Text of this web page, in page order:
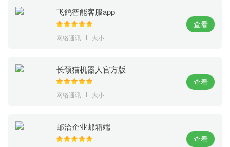
飞鸽智能客服app
网络通讯 大小:
查看
长颈猫机器人官方版
网络通讯 大小:
查看
邮洽企业邮箱端
查看